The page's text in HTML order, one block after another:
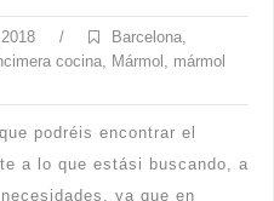
/ Barcelona,
cocina, Mármol , mármol
podréis encontrar el
a lo que estási buscando, a
ya que en